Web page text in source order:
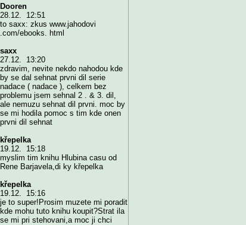
Dooren
28.12. 12:51
to saxx: zkus www.jahodovi
.com/ebooks. html
saxx
27.12. 13:20
zdravim, nevite nekdo nahodou kde
by se dal sehnat prvni dil serie
nadace ( nadace ), celkem bez
problemu jsem sehnal 2 . & 3. dil,
ale nemuzu sehnat dil prvni. moc by
se mi hodila pomoc s tim kde onen
prvni dil sehnat
křepelka
19.12. 15:18
myslim tim knihu Hlubina casu od
Rene Barjavela,di ky křepelka
křepelka
19.12. 15:16
je to super!Prosim muzete mi poradit
kde mohu tuto knihu koupit?Strat ila
se mi pri stehovani,a moc ji chci